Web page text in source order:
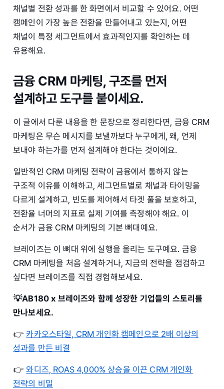
채널별 전환 성과를 한 화면에서 비교할 수 있어요. 어떤
캠페인이 가장 높은 전환을 만들어내고 있는지, 어떤
채널이 특정 세그먼트에서 효과적인지를 확인하는 데
유용해요.
금융 CRM 마케팅, 구조를 먼저
설계하고 도구를 붙이세요.
이 글에서 다룬 내용을 한 문장으로 정리한다면, 금융 CRM
마케팅은 무슨 메시지를 보낼까보다 누구에게, 왜, 언제
보내야 하는가를 먼저 설계해야 한다는 것이에요.
일반적인 CRM 마케팅 전략이 금융에서 통하지 않는
구조적 이유를 이해하고, 세그먼트별로 채널과 타이밍을
다르게 설계하고, 빈도를 제어해서 타겟 풀을 보호하고,
전환율 너머의 지표로 실제 기여를 측정해야 해요. 이
순서가 금융 CRM 마케팅의 기본 뼈대예요.
브레이즈는 이 뼈대 위에 실행을 올리는 도구예요. 금융
CRM 마케팅을 처음 설계하거나, 지금의 전략을 점검하고
싶다면 브레이즈를 직접 경험해보세요.
💡AB180 x 브레이즈와 함께 성장한 기업들의 스토리를
만나보세요.
👉 카카오스타일, CRM 개인화 캠페인으로 2배 이상의
성과를 만든 비결
👉와디즈, ROAS 4,000% 상승을 이끈 CRM 개인화
전략의 비밀